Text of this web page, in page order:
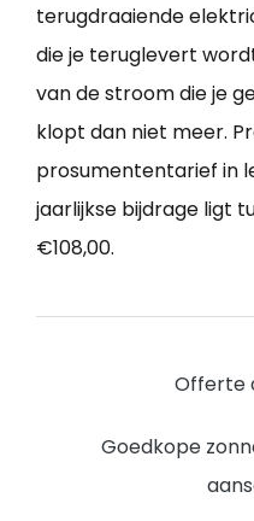
terugdraaiende
die je teruglevert
van de stroom die je
klopt dan niet meer.
prosumententarief in
jaarlijkse bijdrage ligt
€108,00.
Offerte
Goedkope